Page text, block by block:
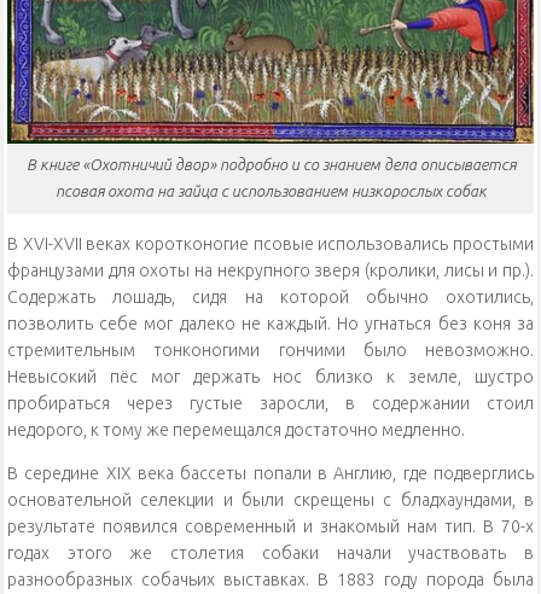
В книге «Охотничий двор» подробно и со знанием дела описывается
псовая охота на зайца с использованием низкорослых собак
В XVI-XVII веках коротконогие псовые использовались простыми
французами для охоты на некрупного зверя (кролики, лисы и пр.).
Содержать лошадь, сидя на которой обычно охотились,
позволить себе мог далеко не каждый. Но угнаться без коня за
стремительным тонконогими гончими было невозможно.
Невысокий пёс мог держать нос близко к земле, шустро
пробираться через густые заросли, в содержании стоил
недорого, к тому же перемещался достаточно медленно.
В середине XIX века бассеты попали в Англию, где подверглись
основательной селекции и были скрещены с бладхаундами, в
результате появился современный и знакомый нам тип. В 70-х
годах этого же столетия собаки начали участвовать в
разнообразных собачьих выставках. В 1883 году порода была